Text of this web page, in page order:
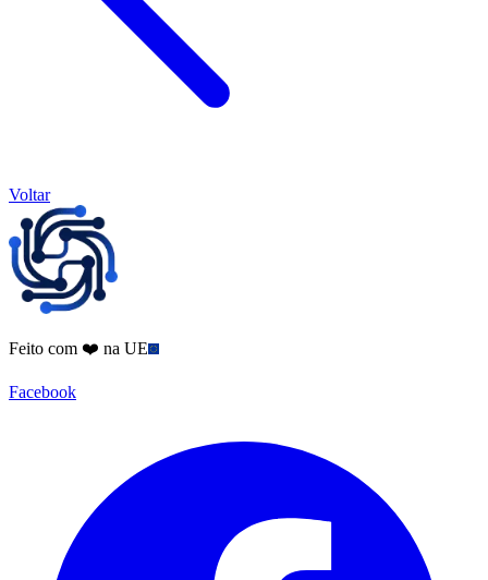
Voltar
Feito com ❤️ na UE
Facebook